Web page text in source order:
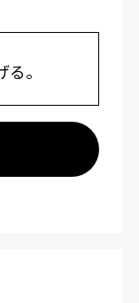
。